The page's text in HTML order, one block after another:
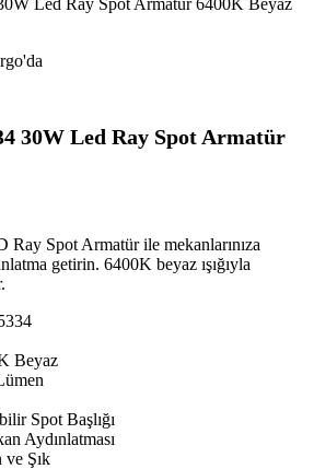
30W Led Ray Spot Armatür
Spot Armatür ile mekanlarınıza
getirin. 6400K beyaz ışığıyla
Beyaz
Spot Başlığı
Aydınlatması
Şık